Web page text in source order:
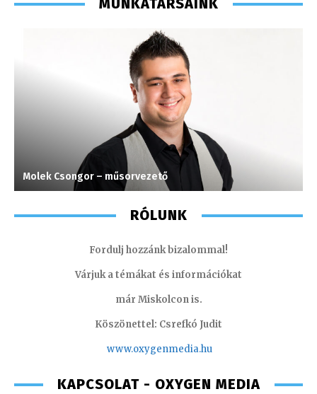
MUNKATÁRSAINK
Molek Csongor – műsorvezető
RÓLUNK
Fordulj hozzánk bizalommal!
Várjuk a témákat és információkat
már Miskolcon is.
Köszönettel: Csrefkó Judit
www.oxygenmedia.hu
KAPCSOLAT - OXYGEN MEDIA